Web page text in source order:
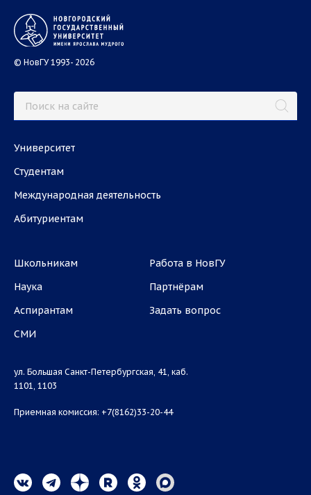
© НовГУ 1993- 2026
Университет
Студентам
Международная деятельность
Абитуриентам
Школьникам
Наука
Аспирантам
СМИ
Работа в НовГУ
Партнёрам
Задать вопрос
ул. Большая Санкт-Петербургская, 41, каб.
1101, 1103
Приемная комиссия: +7(8162)33-20-44